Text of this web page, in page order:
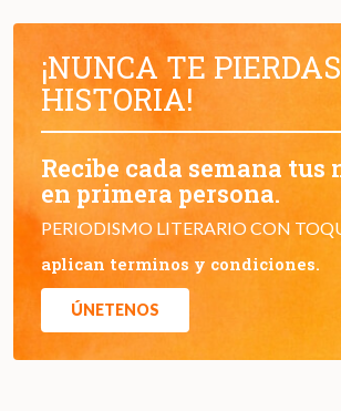
¡NUNCA TE
HISTORIA!
Recibe cada semana tus
en primera persona.
PERIODISMO LITERARIO CON
aplican terminos y condiciones.
ÚNETENOS